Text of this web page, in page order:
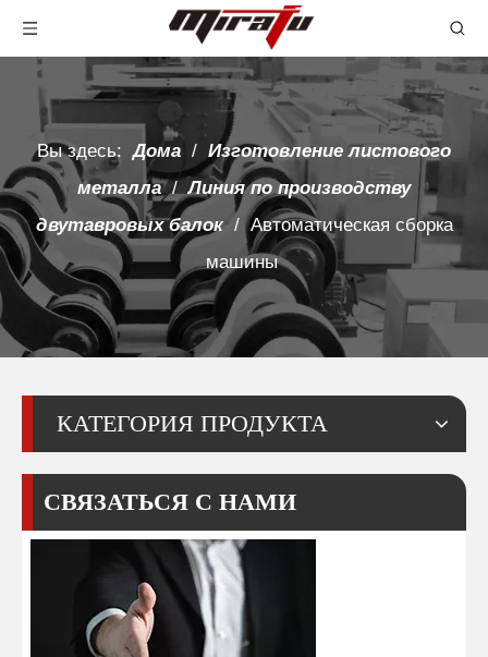
Вы здесь: Дома / Изготовление листового
металла / Линия по производству
двутавровых балок / Автоматическая сборка
машины
КАТЕГОРИЯ ПРОДУКТА
СВЯЗАТЬСЯ С НАМИ